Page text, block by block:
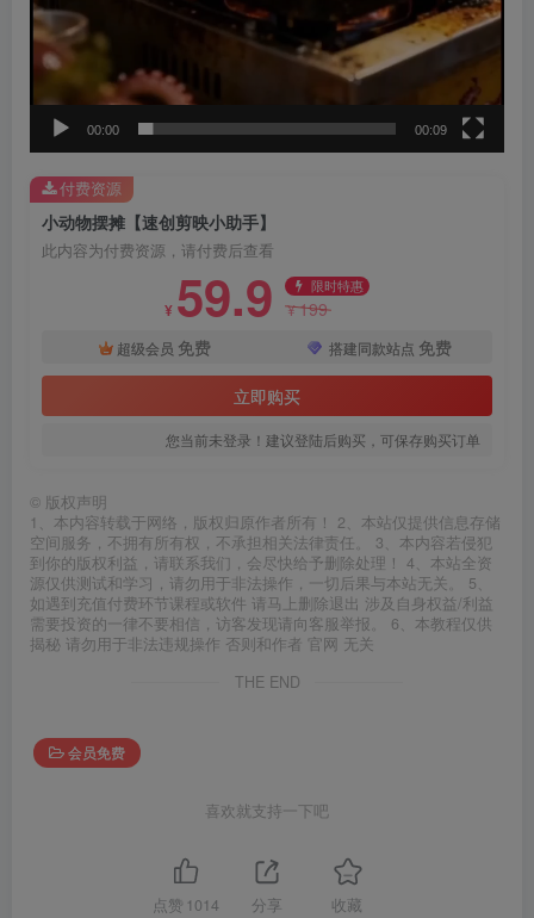
00:00 00:09
小动物摆摊【速创剪映小助手】
此内容为付费资源，请付费后查看
¥ 59.9 限时特惠
¥199
超级会员 免费 搭建同款站点 免费
立即购买
您当前未登录！建议登陆后购买，可保存购买订单
付费资源
© 版权声明
1、本内容转载于网络，版权归原作者所有！ 2、本站仅提供信息存储
空间服务，不拥有所有权，不承担相关法律责任。 3、本内容若侵犯
到你的版权利益，请联系我们，会尽快给予删除处理！ 4、本站全资
源仅供测试和学习，请勿用于非法操作，一切后果与本站无关。 5、
如遇到充值付费环节课程或软件 请马上删除退出 涉及自身权益/利益
需要投资的一律不要相信，访客发现请向客服举报。 6、本教程仅供
揭秘 请勿用于非法违规操作 否则和作者 官网 无关
THE END
会员免费
喜欢就支持一下吧
点赞 1014 分享 收藏